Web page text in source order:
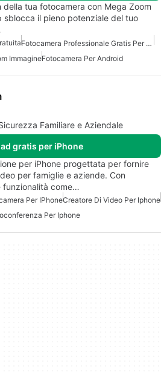
tua fotocamera con Mega Zoom
sblocca il pieno potenziale del tuo
Fotocamera Professionale Gratis Per Android
ImmagineFotocamera Per Android
Familiare e Aziendale
gratis per iPhone
per iPhone progettata per fornire
per famiglie e aziende. Con
funzionalità come…
Per IPhoneCreatore Di Video Per Iphone
Per Iphone